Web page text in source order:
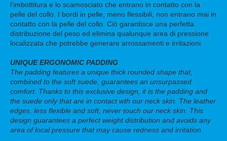
l'imbottitura e lo scamosciato che entrano in contatto con la
pelle del collo. I bordi in pelle, meno flessibili, non entrano mai in
contatto con la pelle del collo. Ciò garantisce una perfetta
distribuzione del peso ed elimina qualunque area di pressione
localizzata che potrebbe generare arrossamenti e irritazioni.
UNIQUE ERGONOMIC PADDING
The padding features a unique thick rounded shape that,
combined to the soft suede, guarantees an unsurpassed
comfort. Thanks to this exclusive design, it is the padding and
the suede only that are in contact wth our neck skin. The leather
edges, less flexible and soft, never touch our neck skin. This
design guarantees a perfect weight distribution and avoids any
area of local pressure that may cause redness and irritation.